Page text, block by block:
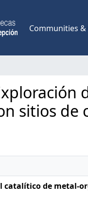
Communities
sitios de
catalítico de metal-